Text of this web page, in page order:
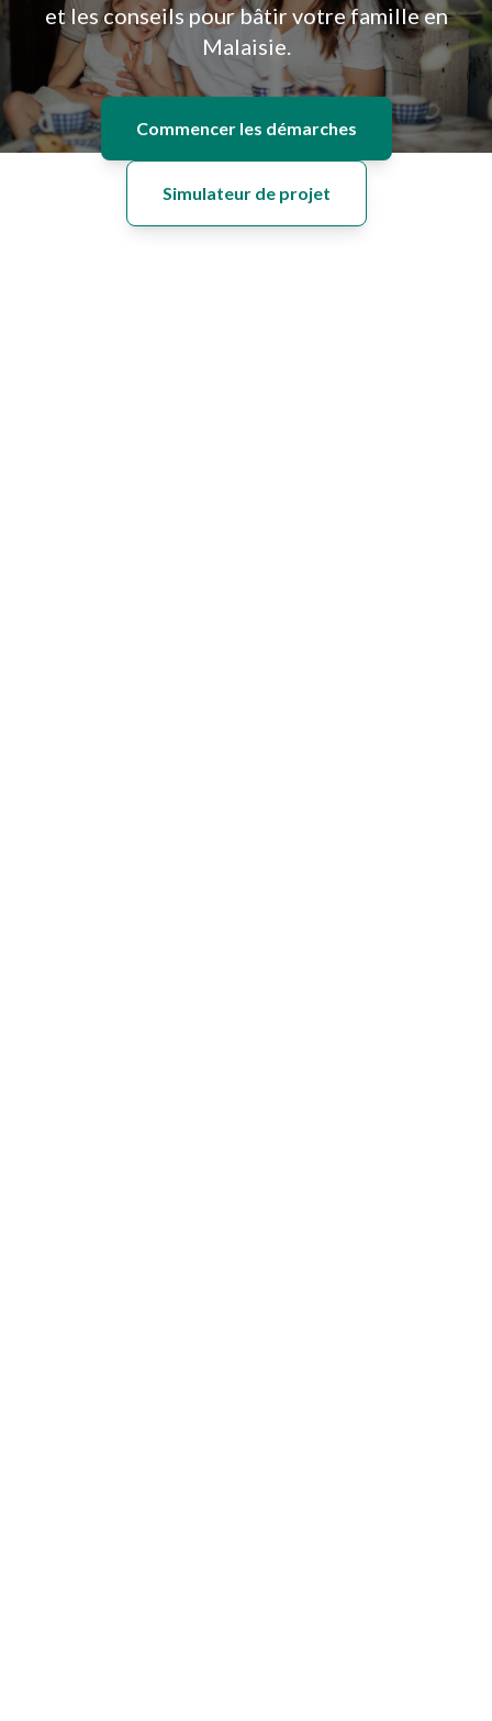
et les conseils pour bâtir votre famille en
Malaisie.
Commencer les démarches
Simulateur de projet